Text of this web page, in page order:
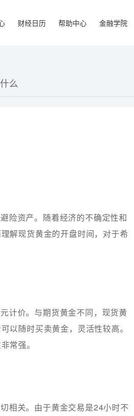
财经日历 帮助中心 金融学院
么
险资产。随着经济的不确定性和
解现货黄金的开盘时间，对于希
计价。与期货黄金不同，现货黄
以随时买卖黄金，灵活性较高。
常强。
相关。由于黄金交易是24小时不